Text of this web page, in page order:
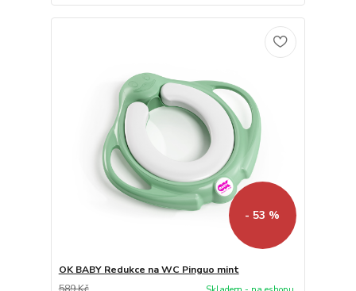
- 53 %
OK BABY Redukce na WC Pinguo mint